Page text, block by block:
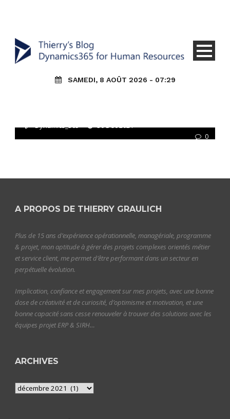
SAMEDI, 8 AOÛT 2026 - 07:29
0
PCH – D365HR/FO : Mettre en
Dynamics_365 30 Déc 2021
A PROPOS DE THIERRY GRAULICH
Plus de 15 ans d’expérience opérationnelle, managériale, programme
& projet, mon aptitude à gérer des projets complexes orientés métier
et service client, me permet d’être performant dans un secteur en
perpétuelle évolution.
Implication, confiance et engagement sur mes projets, avec une bonne
dose de créativité et de curiosité, d’optimisme et motivation, et une
bonne capacité sans cesse renouveler à trouver des solutions avec les
équipes projet ERP & SIRH…
ARCHIVES
Archives